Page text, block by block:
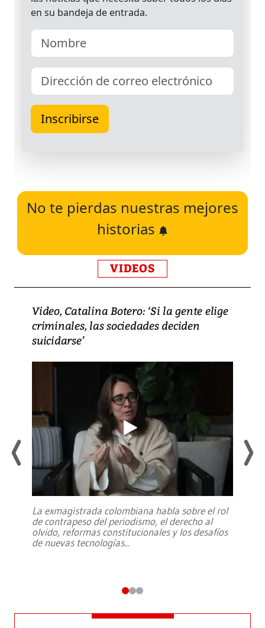
No te pierdas nuestras mejores
historias
VIDEOS
Video, Catalina Botero: ‘Si la gente elige
criminales, las sociedades deciden
suicidarse’
La exmagistrada colombiana habla sobre el rol
de contrapeso del periodismo, el derecho al
olvido, reformas constitucionales y los desafíos
de nuevas tecnologías...